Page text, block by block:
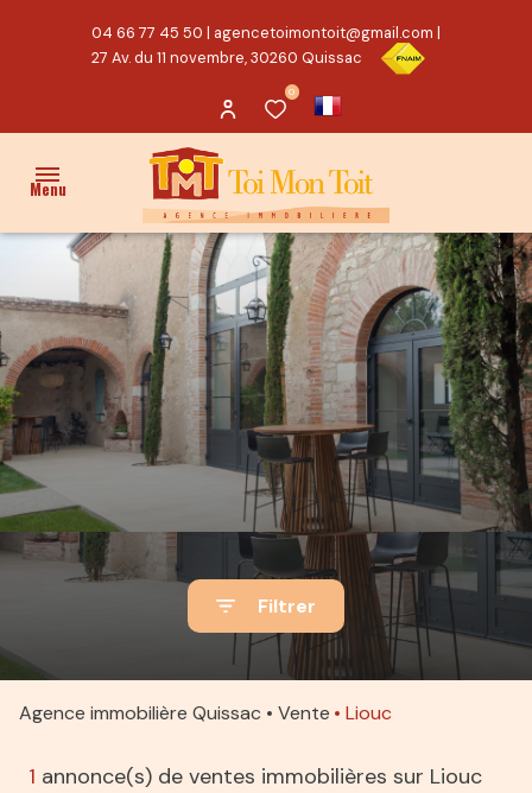
04 66 77 45 50 | agencetoimontoit@gmail.com |
27 Av. du 11 novembre, 30260 Quissac
0
Menu
ACCUEIL
VENTES
PROPRIÉTÉ/CHARME
MAISON
TERRAIN
ACTUALITÉS
E-MAIL
ESTIMATION
CONTACT
Filtrer
Agence immobilière Quissac Vente Liouc
1 annonce(s) de ventes immobilières sur Liouc